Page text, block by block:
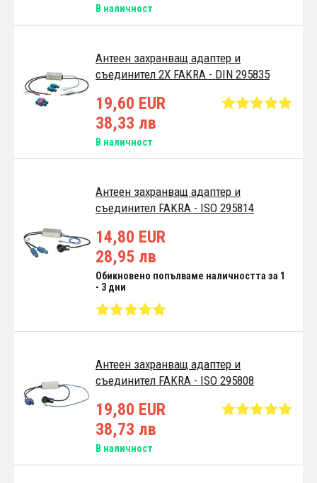
В наличност
Антеен захранващ адаптер и
съединител 2X FAKRA - DIN 295835
19,60 EUR
38,33 лв
В наличност
Антеен захранващ адаптер и
съединител FAKRA - ISO 295814
14,80 EUR
28,95 лв
Обикновено попълваме наличността за 1
- 3 дни
Антеен захранващ адаптер и
съединител FAKRA - ISO 295808
19,80 EUR
38,73 лв
В наличност